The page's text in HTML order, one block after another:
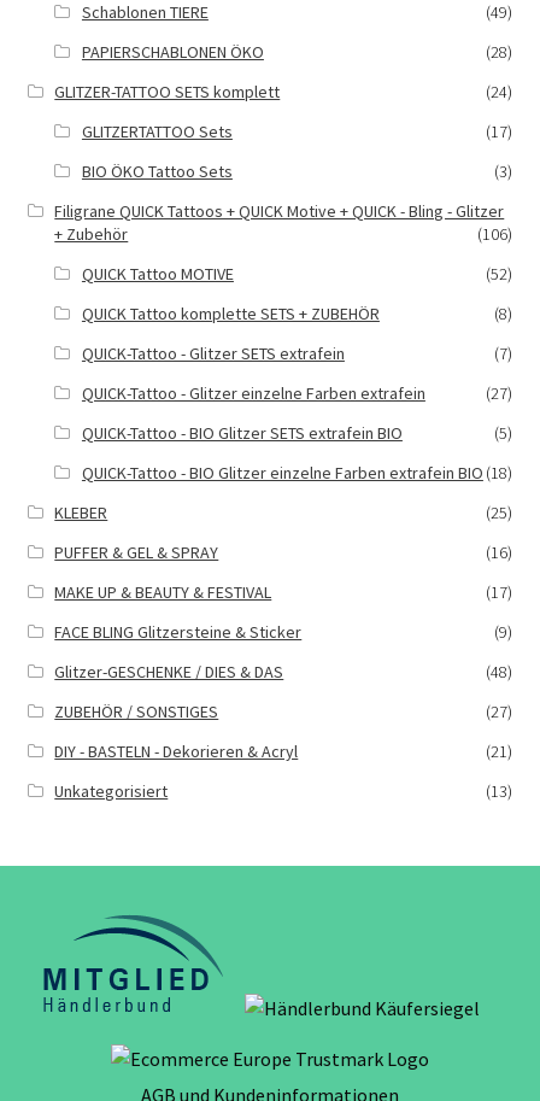
Schablonen TIERE
(49)
PAPIERSCHABLONEN ÖKO
(28)
GLITZER-TATTOO SETS komplett
(24)
GLITZERTATTOO Sets
(17)
BIO ÖKO Tattoo Sets
(3)
Filigrane QUICK Tattoos + QUICK Motive + QUICK - Bling - Glitzer
+ Zubehör
(106)
QUICK Tattoo MOTIVE
(52)
QUICK Tattoo komplette SETS + ZUBEHÖR
(8)
QUICK-Tattoo - Glitzer SETS extrafein
(7)
QUICK-Tattoo - Glitzer einzelne Farben extrafein
(27)
QUICK-Tattoo - BIO Glitzer SETS extrafein BIO
(5)
QUICK-Tattoo - BIO Glitzer einzelne Farben extrafein BIO (18)
KLEBER
(25)
PUFFER & GEL & SPRAY
(16)
MAKE UP & BEAUTY & FESTIVAL
(17)
FACE BLING Glitzersteine & Sticker
(9)
Glitzer-GESCHENKE / DIES & DAS
(48)
ZUBEHÖR / SONSTIGES
(27)
DIY - BASTELN - Dekorieren & Acryl
(21)
Unkategorisiert
(13)
AGB und Kundeninformationen